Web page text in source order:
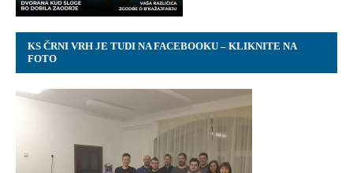
KS ČRNI VRH JE TUDI NA FACEBOOKU – KLIKNITE NA
FOTO